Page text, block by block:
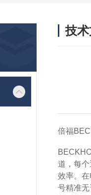
技
倍福
道，每
效率。
号精准